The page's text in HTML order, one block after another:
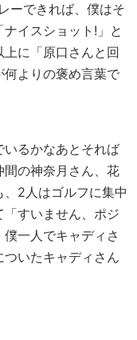
ーできれば、僕はそ
イスショット!」と
に「原口さんと回
何よりの褒め言葉で
るかなあとそれば
の神奈月さん、花
2人はゴルフに集中
すいません、ポジ
一人でキャディさ
いたキャディさん